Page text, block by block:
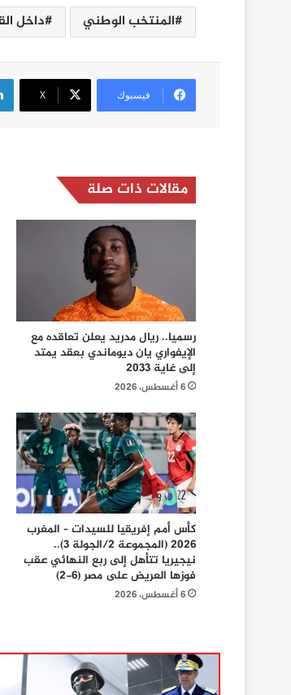
المنتخب الوطني داخل
فيسبوك ‫X
مقالات ذات صلة
رسميا.. ريال مدريد يعلن تعاقده مع
الإيفواري يان ديوماندي بعقد يمتد
إلى غاية 2033
6 أغسطس، 2026
كأس أمم إفريقيا للسيدات – المغرب
2026 (المجموعة 2/الجولة 3)..
نيجيريا تتأهل إلى ربع النهائي عقب
فوزها العريض على مصر (6-2)
6 أغسطس، 2026